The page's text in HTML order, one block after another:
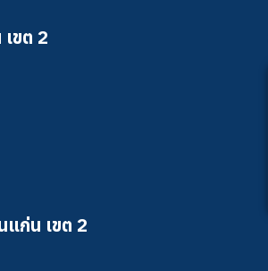
ขต 2
แก่น เขต 2